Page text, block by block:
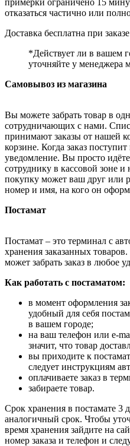
примерки ограничено 15
отказаться частично или
Доставка бесплатна при
*Действует ли в вашем
уточняйте у менеджера
Самовывоз из магазина
Вы можете забрать товар в
сотрудничающих с нами.
принимают заказы от нашей
корзине. Когда заказ
уведомление. Вы просто
сотруднику в кассовой зоне и
покупку может ваш друг или
номер и имя, на кого он
Постамат
Постамат – это терминал с
хранения заказанных
может забрать заказ в любое
Как работать с постаматом:
в момент оформления
удобный для себя
в вашем городе;
на ваш телефон или e-
значит, что товар
вы приходите к
следует инструкциям
оплачиваете заказ в
забираете товар.
Срок хранения в постамате 3
аналогичный срок. Чтобы
время хранения зайдите на
номер заказа и телефон и